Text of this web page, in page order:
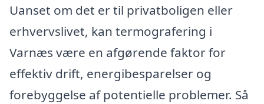
Uanset om det er til privatboligen eller
erhvervslivet, kan termografering i
Varnæs være en afgørende faktor for
effektiv drift, energibesparelser og
forebyggelse af potentielle problemer. Så